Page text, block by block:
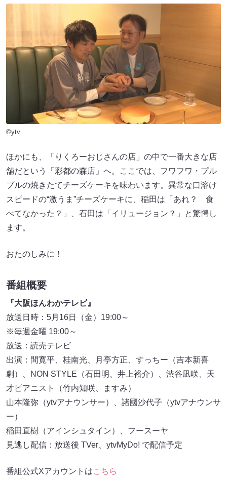
©ytv
ほかにも、「りくろーおじさんの店」の中で一番大きな店
舗だという「彩都の森店」へ。ここでは、フワフワ・プル
プルの焼きたてチーズケーキを味わいます。異常な口溶け
スピードの“激うま”チーズケーキに、稲田は「あれ？ 食
べてなかった？」、石田は「イリュージョン？」と驚愕し
ます。
おたのしみに！
番組概要
『大阪ほんわかテレビ』
放送日時：5月16日（金）19:00～
※毎週金曜 19:00～
放送：読売テレビ
出演：間寛平、桂南光、月亭方正、すっちー（吉本新喜
劇）、NON STYLE（石田明、井上裕介）、渋谷凪咲、天
才ピアニスト（竹内知咲、ますみ）
山本隆弥（ytvアナウンサー）、諸國沙代子（ytvアナウンサ
ー）
稲田直樹（アインシュタイン）、フースーヤ
見逃し配信：放送後 TVer、ytvMyDo! で配信予定
番組公式Xアカウントはこちら